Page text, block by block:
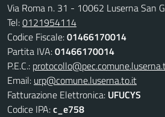
Via Roma n. 31 - 10062 Luserna San
Tel:0121954114
Codice Fiscale:01466170014
Partita IVA:01466170014
P.E.C.:
Email: urp@comune.luserna.to.it
Fatturazione Elettronica: UFUCYS
Codice IPA:c_e758